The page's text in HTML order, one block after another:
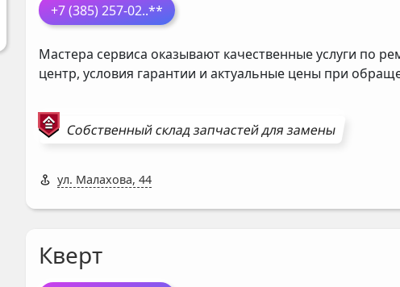
+7 (385) 257-02..**
Мастера сервиса оказывают качественные услуги по
центр, условия гарантии и актуальные цены при
Собственный склад запчастей для замены
ул. Малахова, 44
Кверт